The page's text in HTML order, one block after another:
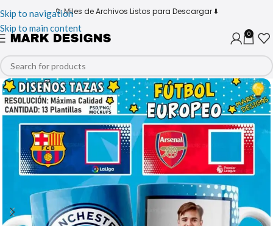
Skip to navigation
Skip to main content
📁 Miles de Archivos Listos para Descargar ⬇️
0